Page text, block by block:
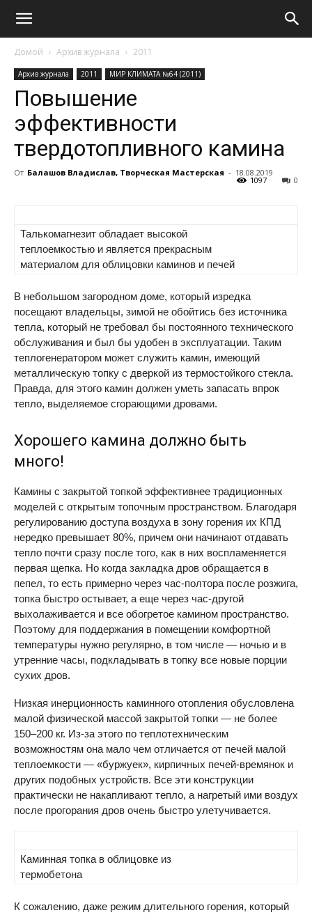
Домой Архив журнала 2011
Архив журнала 2011 МИР КЛИМАТА №64 (2011)
Повышение
эффективности
твердотопливного камина
От Балашов Владислав, Творческая Мастерская - 18.08.2019
0
1097
Талькомагнезит обладает высокой
теплоемкостью и является прекрасным
материалом для облицовки каминов и печей
В небольшом загородном доме, который изредка
посещают владельцы, зимой не обойтись без источника
тепла, который не требовал бы постоянного технического
обслуживания и был бы удобен в эксплуатации. Таким
теплогенератором может служить камин, имеющий
металлическую топку с дверкой из термостойкого стекла.
Правда, для этого камин должен уметь запасать впрок
тепло, выделяемое сгорающими дровами.
Хорошего камина должно быть
много!
Камины с закрытой топкой эффективнее традиционных
моделей с открытым топочным пространством. Благодаря
регулированию доступа воздуха в зону горения их КПД
нередко превышает 80%, причем они начинают отдавать
тепло почти сразу после того, как в них воспламеняется
первая щепка. Но когда закладка дров обращается в
пепел, то есть примерно через час-полтора после розжига,
топка быстро остывает, а еще через час-другой
выхолаживается и все обогретое камином пространство.
Поэтому для поддержания в помещении комфортной
температуры нужно регулярно, в том числе — ночью и в
утренние часы, подкладывать в топку все новые порции
сухих дров.
Низкая инерционность каминного отопления обусловлена
малой физической массой закрытой топки — не более
150–200 кг. Из-за этого по теплотехническим
возможностям она мало чем отличается от печей малой
теплоемкости — «буржуек», кирпичных печей-времянок и
других подобных устройств. Все эти конструкции
практически не накапливают тепло, а нагретый ими воздух
после прогорания дров очень быстро улетучивается.
Каминная топка в облицовке из
термобетона
К сожалению, даже режим длительного горения, который